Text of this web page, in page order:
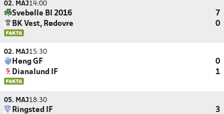
02. MAJ14:00
Svebølle BI 2016
7
BK Vest, Rødovre
0
02. MAJ15:30
Høng GF
0
Dianalund IF
1
05. MAJ18:30
Ringsted IF
3